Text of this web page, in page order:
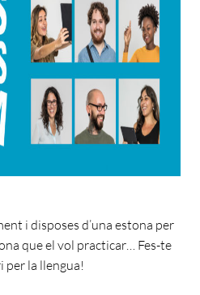
i disposes d’una estona per
que el vol practicar… Fes-te
per la llengua!